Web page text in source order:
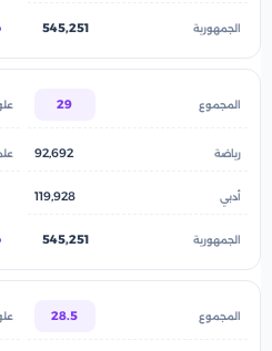
545,251
29
92,692
119,928
545,251
28.5